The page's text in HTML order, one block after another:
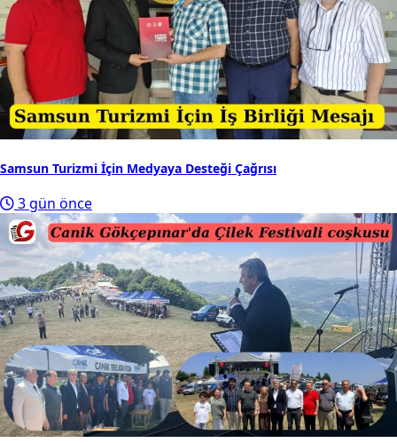
Samsun Turizmi İçin Medyaya Desteği Çağrısı
3 gün önce